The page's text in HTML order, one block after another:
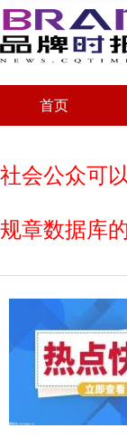
首页
社会公众可
规章数据库